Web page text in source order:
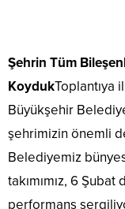
Şehrin Tüm
KoydukToplantıya
Büyükşehir
şehrimizin önemli
Belediyemiz
takımımız, 6
performans